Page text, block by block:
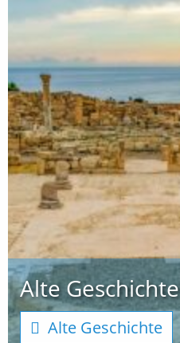
Alte Geschichte
Alte Geschichte